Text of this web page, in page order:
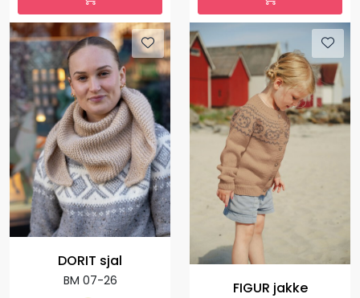
DORIT sjal
BM 07-26 FIGUR jakke